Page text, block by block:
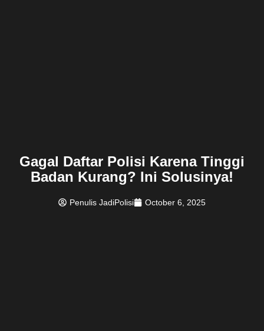
Gagal Daftar Polisi Karena Tinggi
Badan Kurang? Ini Solusinya!
Penulis JadiPolisi October 6, 2025